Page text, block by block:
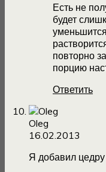
Есть не
будет
повторно
порцию
Ответить
Oleg
16.02.2013
Я добавил цедру